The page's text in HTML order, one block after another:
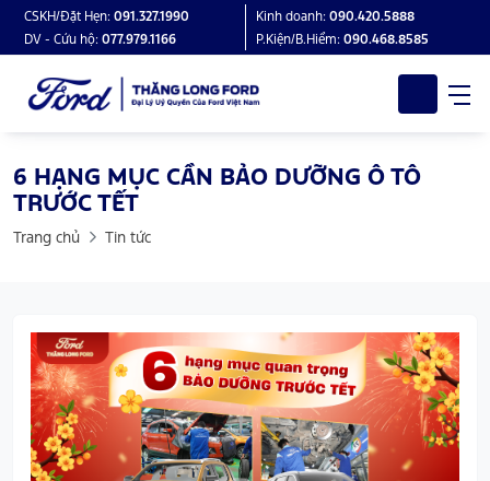
CSKH/Đặt Hẹn: 091.327.1990 Kinh doanh: 090.420.5888
DV - Cứu hộ: 077.979.1166 P.Kiện/B.Hiểm: 090.468.8585
6 HẠNG MỤC CẦN BẢO DƯỠNG Ô TÔ
TRƯỚC TẾT
Trang chủ Tin tức